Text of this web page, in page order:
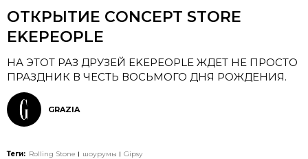
ОТКРЫТИЕ CONCEPT STORE
EKEPEOPLE
НА ЭТОТ РАЗ ДРУЗЕЙ EKEPEOPLE ЖДЕТ НЕ ПРОСТО
ПРАЗДНИК В ЧЕСТЬ ВОСЬМОГО ДНЯ РОЖДЕНИЯ.
GRAZIA
Теги: Rolling Stone шоурумы Gipsy